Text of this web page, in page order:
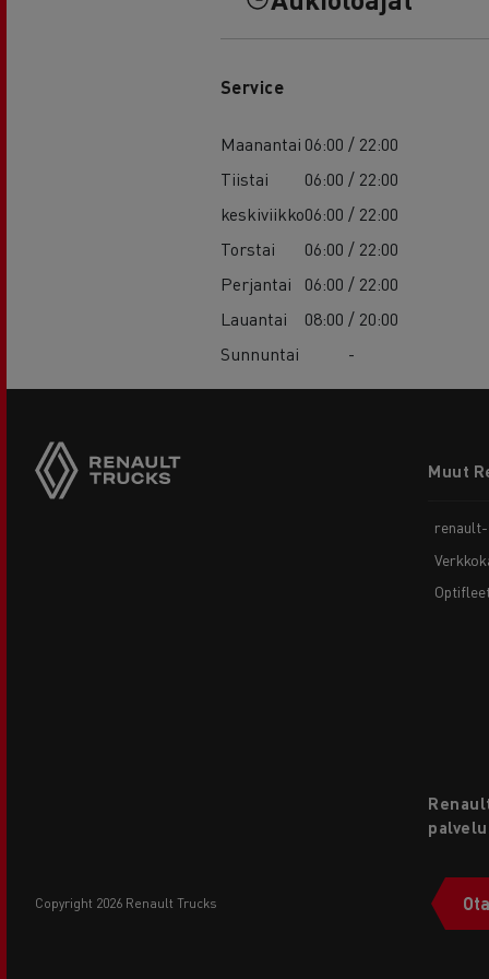
Service
Maanantai 06:00 / 22:00
Tiistai
06:00 / 22:00
keskiviikko06:00 / 22:00
Torstai
06:00 / 22:00
Perjantai
06:00 / 22:00
Lauantai
08:00 / 20:00
Sunnuntai
-
copyright 2026 Renault Trucks
menuMuut